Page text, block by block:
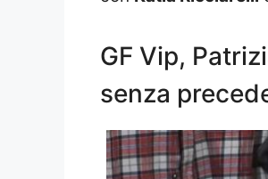
GF Vip,
senza